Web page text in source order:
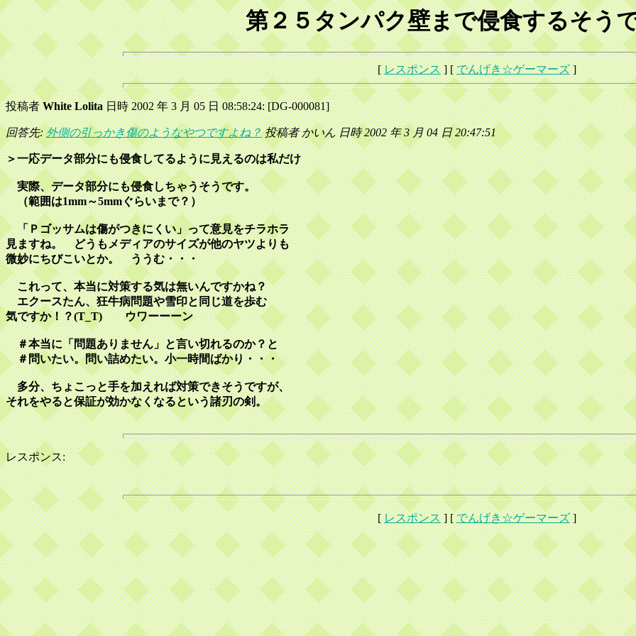
第２５タンパク壁まで侵食するそう
[レスポンス] [でんげき☆ゲーマーズ]
投稿者White Lolita日時 2002 年 3 月 05 日 08:58:24: [DG-000081]
回答先:外側の引っかき傷のようなやつですよね？投稿者 かいん 日時 2002 年 3 月 04 日 20:47:51
＞一応データ部分にも侵食してるように見えるのは私だけ
実際、データ部分にも侵食しちゃうそうです。
（範囲は1mm～5mmぐらいまで？）
「Ｐゴッサムは傷がつきにくい」って意見をチラホラ
見ますね。 どうもメディアのサイズが他のヤツよりも
微妙にちびこいとか。 ううむ・・・
これって、本当に対策する気は無いんですかね？
エクースたん、狂牛病問題や雪印と同じ道を歩む
気ですか！？(T_T) ウワーーーン
＃本当に「問題ありません」と言い切れるのか？と
＃問いたい。問い詰めたい。小一時間ばかり・・・
多分、ちょこっと手を加えれば対策できそうですが、
それをやると保証が効かなくなるという諸刃の剣。
レスポンス:
[レスポンス] [でんげき☆ゲーマーズ]